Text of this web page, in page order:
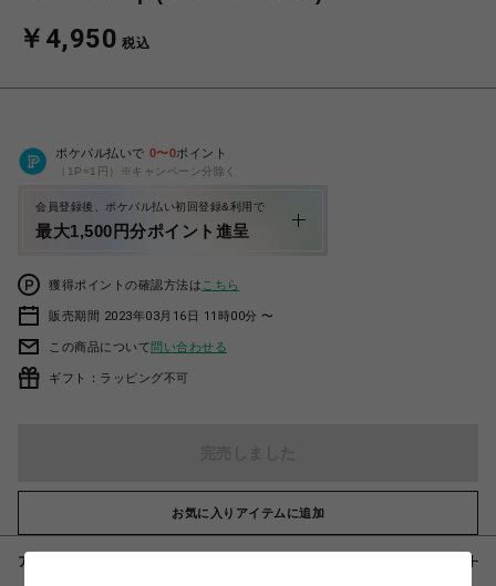
￥4,950 税込
ポケパル払いで 0〜0ポイント
（1P=1円）※キャンペーン分除く
会員登録後、ポケパル払い初回登録&利用で
最大1,500円分ポイント進呈
獲得ポイントの確認方法は こちら
販売期間 2023年03月16日 11時00分 〜
この商品について問い合わせる
ギフト：ラッピング不可
お気に入りアイテムに追加
アイテム説明 / 素材